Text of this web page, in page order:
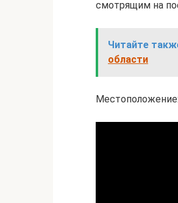
смотрящим на
Читайте
области